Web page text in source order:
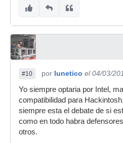
#10 por lunetico el 04/03/
Yo siempre optaria por Intel,
compatibilidad para
siempre esta el debate de si
como en todo habra
otros.